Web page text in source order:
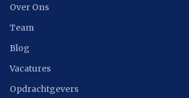
Over Ons
Team
Blog
Vacatures
Opdrachtgevers